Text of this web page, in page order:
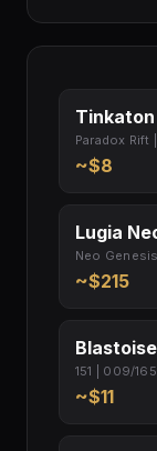
Paradox Rift
~$8
Lugia
Neo Genesis
~$215
151 | 009/165
~$11